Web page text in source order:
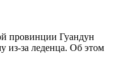
провинции Гуандун
из-за леденца. Об этом